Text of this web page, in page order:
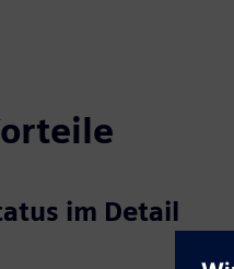
im Detail